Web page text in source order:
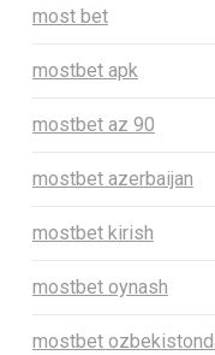
most bet
mostbet apk
mostbet az 90
mostbet azerbaijan
mostbet kirish
mostbet oynash
mostbet